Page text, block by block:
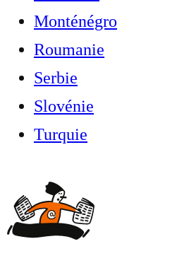
Monténégro
Roumanie
Serbie
Slovénie
Turquie